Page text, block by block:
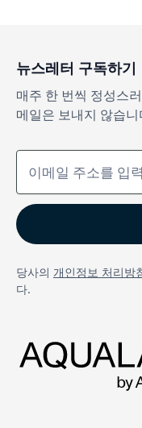
뉴스레터 구독하기
매주 한 번씩 정성스
메일은 보내지 않습니
당사의 개인정보 처리방
다.